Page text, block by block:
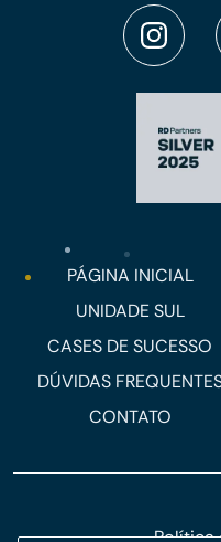
PÁGINA INICIAL
UNIDADE SUL
CASES DE SUCESSO
DÚVIDAS
CONTATO
Política